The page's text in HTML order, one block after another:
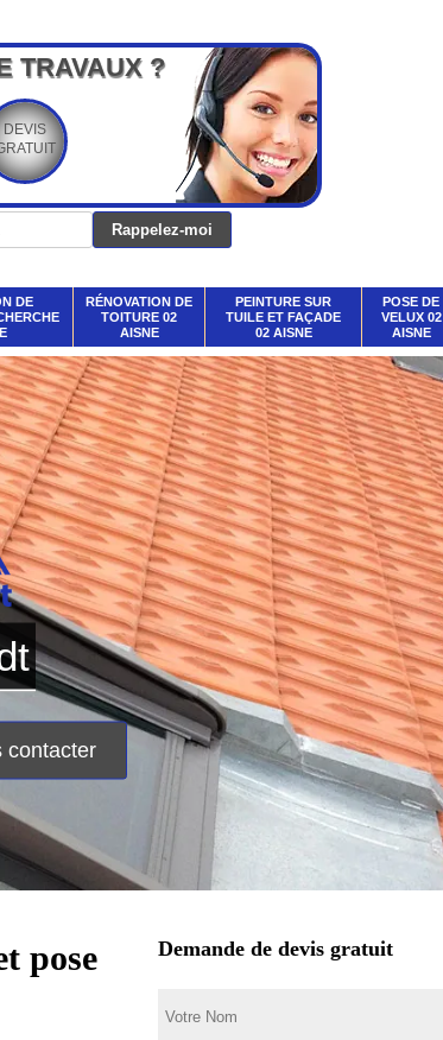
TRAVAUX ?
DEVIS
DE
RÉNOVATION DE
TOITURE 02
AISNE
PEINTURE SUR
TUILE ET FAÇADE
02 AISNE
POSE DE
VELUX 02
AISNE
contacter
pose
Demande de devis gratuit